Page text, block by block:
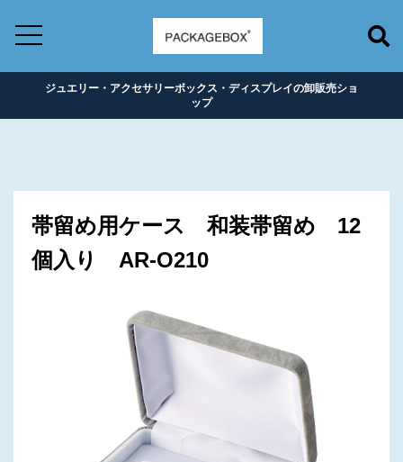
ジュエリー・アクセサリーボックス・ディスプレイの卸販売ショ
ップ
帯留め用ケース 和装帯留め 12
個入り AR-O210